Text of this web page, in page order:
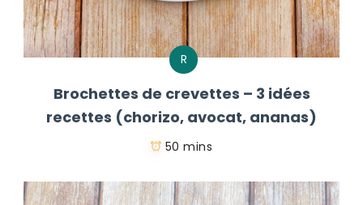
R
Brochettes de crevettes – 3 idées
recettes (chorizo, avocat, ananas)
50 mins